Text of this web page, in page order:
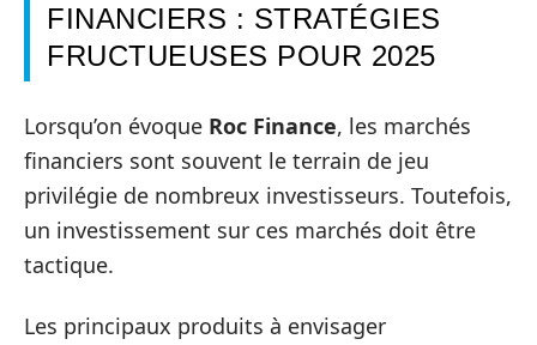
FINANCIERS : STRATÉGIES
FRUCTUEUSES POUR 2025
Lorsqu’on évoque Roc Finance, les marchés
financiers sont souvent le terrain de jeu
privilégie de nombreux investisseurs. Toutefois,
un investissement sur ces marchés doit être
tactique.
Les principaux produits à envisager